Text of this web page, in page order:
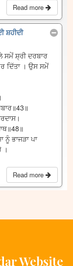
Read more
ਸ਼ਹੀਦੀ
ਸਮੇਂ ਸ਼੍ਰੀ ਦਰਬਾਰ
ਦਿੱਤਾ । ਉਸ ਸਮੇਂ
ਨੂੰ ਭਾਜੜਾ ਪਾ
।
Read more
Website